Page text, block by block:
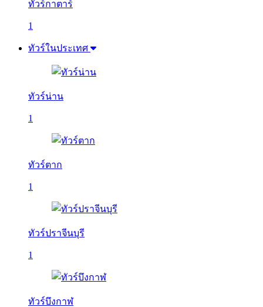
ทัวร์กาตาร์
1
ทัวร์ในประเทศ
ทัวร์น่าน
1
ทัวร์ตาก
1
ทัวร์ปราจีนบุรี
1
ทัวร์บึงกาฬ